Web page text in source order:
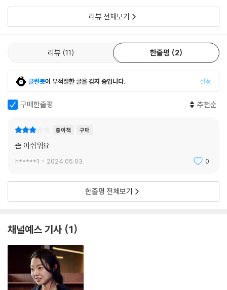
『노 휴먼스 랜드』는 기후 난민 청소년이 멸망한 한국에 조사단으로 파견되
어 겪는 모험을 다뤘다. 근미래에 있을 법한 일로 정교한 세계를 만들어 내
물과는 차별성이 있었다. 더불어 주인공을 비롯한 등장인물 각자의 목적이
명확하고, 그것이 구조적 갈등과 얽힌다는 점도 장점이었다. 유려한 전개
이다.
임없이 뒷장을 넘기게 한다.
ㅡYA 심사단
“우리는 대한민국 서울, 노 휴먼스 랜드에 도착했다.” ㅡ 미아
재난 속에서 태어난 열여덟 살 기후 난민.
노 휴먼스 랜드 조사단에 ‘시은’이라는 이름으로 잠입했다.
“일단 베이스캠프로 돌아갑시다.” ㅡ 파커
지질학자. 노 휴먼스 랜드 조사단 단장.
단장임에도 단원들과 눈도 잘 마주치지 않고 혼자 다닌다.
리뷰 전체보기
리뷰 11 한줄평 2
클린봇이 부적절한 글을 감지 중입니다. 설정
구매한줄평 추천순
종이책 구매
좀 아쉬워요
h*****1 2024.05.03. 0
한줄평 전체보기
채널예스 기사 1